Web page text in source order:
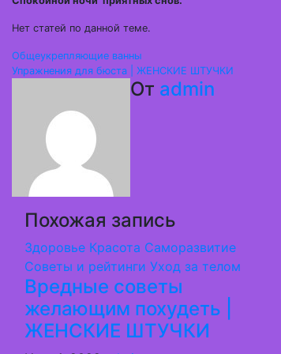
Нет статей по данной теме.
Навигация
записям
Общеукрепляющие ванны
Упражнения для бюста | ЖЕНСКИЕ ШТУЧКИ
От admin
Похожая запись
Здоровье Красота Саморазвитие
Советы и рейтинги Уход за телом
Вредные советы
желающим похудеть |
ЖЕНСКИЕ ШТУЧКИ